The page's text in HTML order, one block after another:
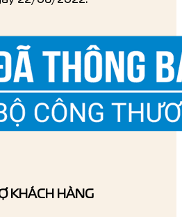
KHÁCH HÀNG